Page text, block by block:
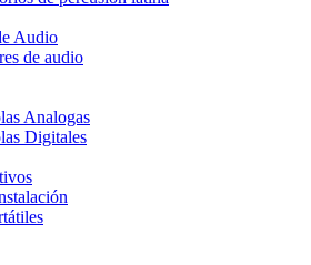
Audio
de audio
Analogas
Digitales